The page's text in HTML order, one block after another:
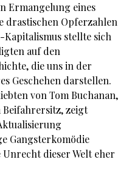
Ermangelung eines
drastischen Opferzahlen
stellte sich
auf den
die uns in der
Geschehen darstellen.
von Tom Buchanan,
Beifahrersitz, zeigt
Gangsterkomödie
dieser Welt eher